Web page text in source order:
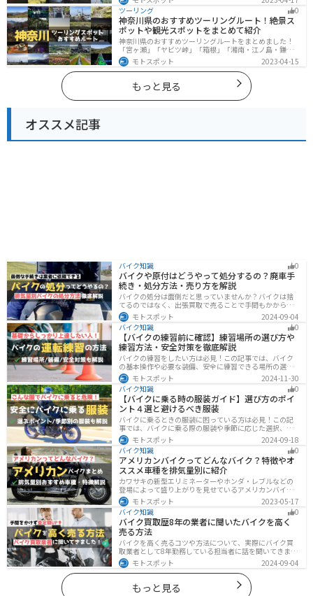
観光スポットが多数あります。バイクで福島県にツーリ
ングに行く際は参考にしてください。
ツーリング
0
神奈川県のおすすめツーリングルート！絶景ス
ポットや観光スポットをまとめて紹介
神奈川県のおすすめツーリングルートをまとめました！
「宮ヶ瀬」「ヤビツ峠」「箱根」「湘南・江ノ島・鎌
倉」「三浦」「みなとみらい」の6つのルート紹介しま
す。自然豊かなスポット、歴史ある観光名所、都市部で
楽しめるツーリングスポットまで多数あります。バイク
で神奈川県にツーリングに行く際は参考にしてくださ
モトスポット 2023-04-15
もっと見る
オススメ記事
バイク知識 0
バイクや原付はどうやって処分するの？廃車手
続き・処分方法・売り方を解説
バイクの処分は面倒だと思っていませんか？バイクは捨
てるのではなく、出張買取で売ることで手間もかからず
お金にできます。売る以外の選択肢も含めて処分方法を
まとめていますので、バイクを処分しようとしている人
は参考にしてください。
モトスポット
2024-09-04
バイク知識
0
【バイクの練習前に確認】練習場所の選び方や
練習方法・安全対策を徹底解説
バイクの練習をしたい方は必見！この記事では、バイク
の基本操作や必要な装備、安全に練習できる場所の選び
方や練習方法を解説しています。実は、バイクの点検や
整備、基本的な練習をバランスよく行うことが大切で
す。この記事を読めば、安全で快適にバイク練習を行う
方法がわかります。
モトスポット
2024-11-30
バイク知識
0
【バイクに乗る時の服装ガイド】選び方のポイ
ント４選と避けるべき服装
バイクに乗るときの服装に困っている方は必見！この記
事では、バイクに乗る際の服装や季節に応じた選択、避
けるべき服装について解説しています。実は、安全性だ
けでなく、快適性も重要視することが大切です。この記
事を読めば、最適なバイクウェアを選ぶヒントが得られ
ます。
モトスポット
2024-09-18
バイク知識
0
アメリカンバイクってどんなバイク？特徴やオ
ススメ車種を排気量別に紹介
カワサキの新型エリミネーターやホンダ・レブルなどの
登場によって盛り上がりを見せているアメリカンバイ
ク。スタイリッシュに乗れることはもちろん、ツーリン
グや通学通勤もこなせるアメリカンバイクの特徴や、オ
ススメの車種についてご紹介します！
モトスポット
2023-05-17
バイク知識
0
バイク買取歴8年の業者に聞いたバイクを高く
売る方法
バイクを高く売るコツや方法について、実際にバイク買
取業者として8年勤務している担当者に話を聞いてきまし
た！高く買い取ってもらえるバイクの特徴や業者がどの
くらい利益を上乗せしているかなど、バイクを売ろうと
している人は必見の内容になっています。
モトスポット 2024-09-04
もっと見る